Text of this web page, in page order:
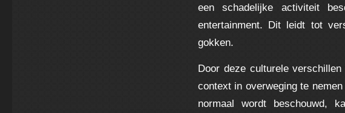
een schadelijke activiteit
entertainment. Dit leidt tot
gokken.
Door deze culturele
context in overweging te
normaal wordt beschouwd,